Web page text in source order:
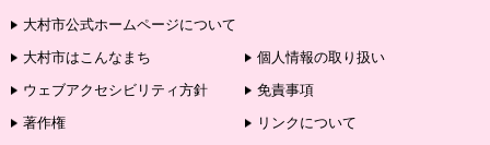
大村市公式ホームページについて
大村市はこんなまち
個人情報の取り扱い
ウェブアクセシビリティ方針
免責事項
著作権
リンクについて